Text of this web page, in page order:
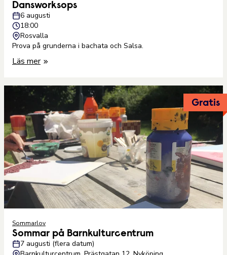
Dansworksops
6 augusti
18:00
Rosvalla
Prova på grunderna i bachata och Salsa.
Läs mer
Gratis
Sommarlov
Sommar på Barnkulturcentrum
7 augusti (flera datum)